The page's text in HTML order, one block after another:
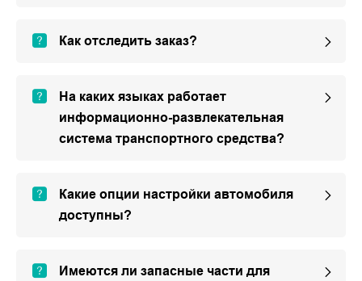
Как отследить заказ?
На каких языках работает
информационно-развлекательная
система транспортного средства?
Какие опции настройки автомобиля
доступны?
Имеются ли запасные части для